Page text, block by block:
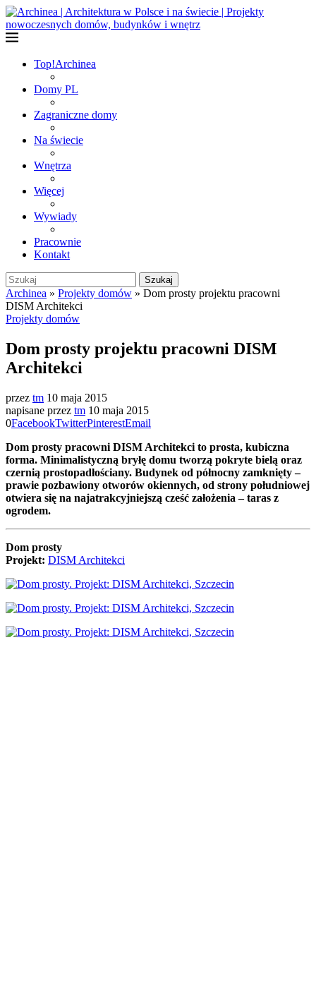
Top!Archinea
Domy PL
Zagraniczne domy
Na świecie
Wnętrza
Więcej
Wywiady
Pracownie
Kontakt
Szukaj
Archinea » Projekty domów » Dom prosty projektu pracowni
DISM Architekci
Projekty domów
Dom prosty projektu pracowni DISM
Architekci
przez tm 10 maja 2015
napisane przez tm 10 maja 2015
0FacebookTwitterPinterestEmail
Dom prosty pracowni DISM Architekci to prosta, kubiczna
forma. Minimalistyczną bryłę domu tworzą pokryte bielą oraz
czernią prostopadłościany. Budynek od północny zamknięty –
prawie pozbawiony otworów okiennych, od strony południowej
otwiera się na najatrakcyjniejszą cześć założenia – taras z
ogrodem.
Dom prosty
Projekt: DISM Architekci